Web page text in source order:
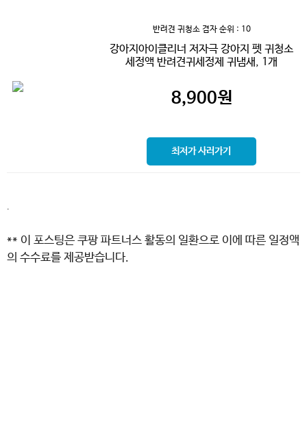
반려견 귀청소 겸자순위 : 10
강아지아이클리너 저자극 강아지 펫 귀청소
세정액 반려견귀세정제 귀냄새, 1개
8,900원
최저가 사러가기
.
** 이 포스팅은 쿠팡 파트너스 활동의 일환으로 이에 따른 일정액
의 수수료를 제공받습니다.